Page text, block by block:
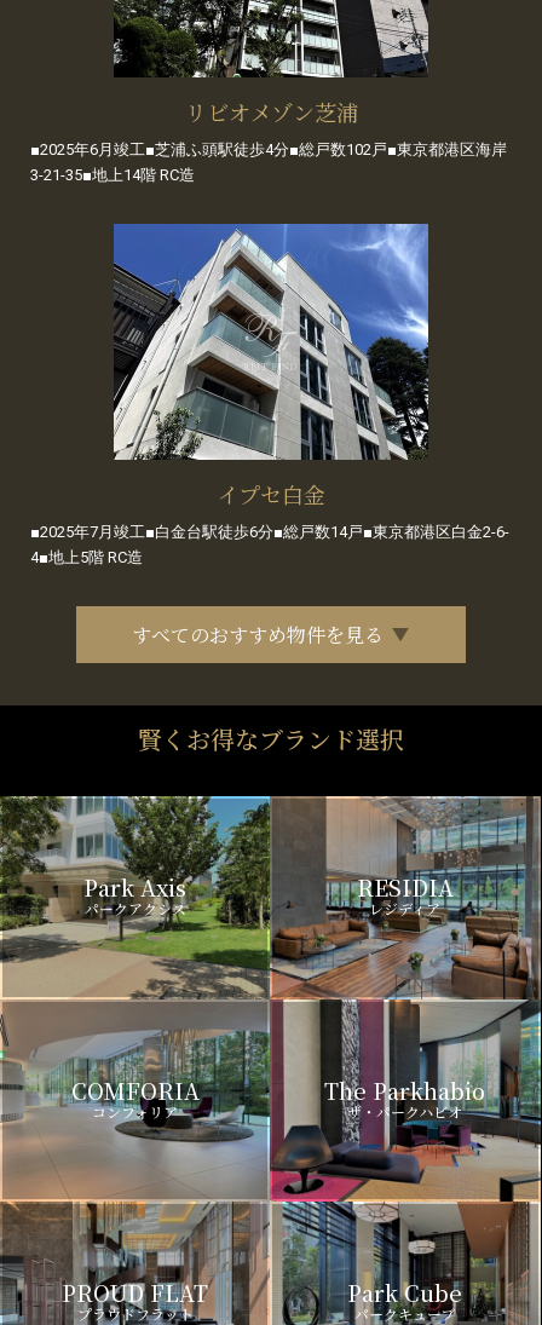
リビオメゾン芝浦
■2025年6月竣工■芝浦ふ頭駅徒歩4分■総戸数102戸■東京都港区海岸
3-21-35■地上14階 RC造
イプセ白金
■2025年7月竣工■白金台駅徒歩6分■総戸数14戸■東京都港区白金2-6-
4■地上5階 RC造
すべてのおすすめ物件を見る
賢くお得なブランド選択
Park Axis
パークアクシス
RESIDIA
レジディア
COMFORIA
コンフォリア
The Parkhabio
ザ・パークハビオ
PROUD FLAT
プラウドフラット
Park Cube
パークキューブ